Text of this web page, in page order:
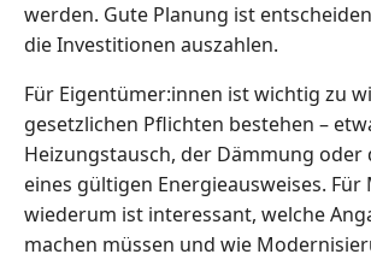
werden. Gute Planung ist
die Investitionen auszahlen.
Für Eigentümer:innen ist wichtig zu
gesetzlichen Pflichten bestehen –
Heizungstausch, der Dämmung oder
eines gültigen Energieausweises.
wiederum ist interessant, welche
machen müssen und wie